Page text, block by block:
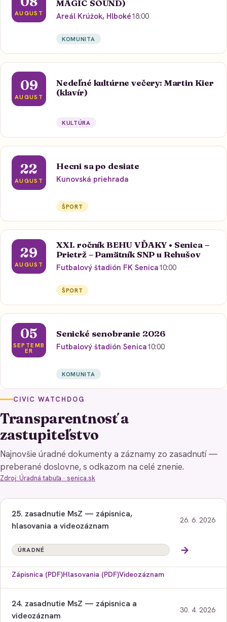
AUGUST
MAGIC SOUND)
Areál Krúžok, Hlboké18:00
KOMUNITA
09
AUGUST
Nedeľné kultúrne večery: Martin Kier
(klavír)
KULTÚRA
22
AUGUST
Hecni sa po desiate
Kunovská priehrada
ŠPORT
29
AUGUST
XXI. ročník BEHU VĎAKY • Senica –
Prietrž – Pamätník SNP u Rehušov
Futbalový štadión FK Senica10:00
ŠPORT
05
SEPTEMB
ER
Senické senobranie 2026
Futbalový štadión Senica10:00
KOMUNITA
CIVIC WATCHDOG
Transparentnosť a
zastupiteľstvo
Najnovšie úradné dokumenty a záznamy zo zasadnutí —
preberané doslovne, s odkazom na celé znenie.
Zdroj: Úradná tabuľa · senica.sk
25. zasadnutie MsZ — zápisnica,
hlasovania a videozáznam
26. 6. 2026
ÚRADNÉ →
Zápisnica (PDF)Hlasovania (PDF)Videozáznam
24. zasadnutie MsZ — zápisnica a
videozáznam
30. 4. 2026